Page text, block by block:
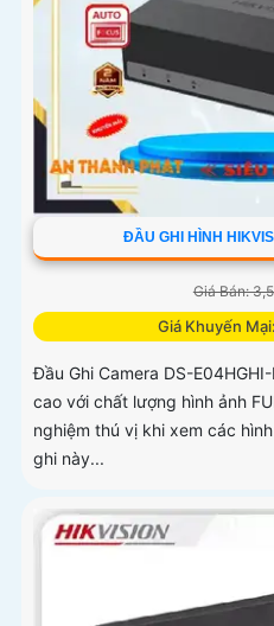
ĐẦU GHI HÌNH
Giá Bán:
Giá Khuyến
Đầu Ghi Camera DS-
cao với chất lượng hình ảnh
nghiệm thú vị khi xem các
ghi này...